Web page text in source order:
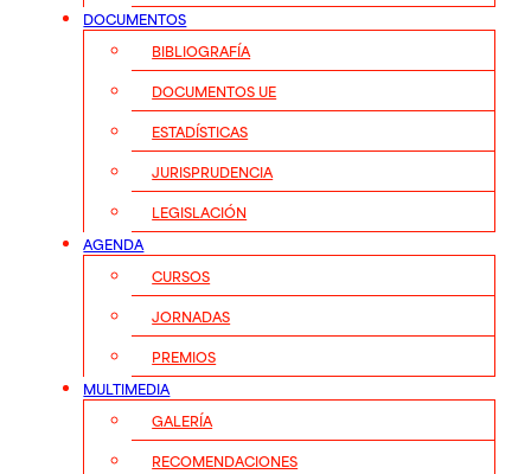
DOCUMENTOS
BIBLIOGRAFÍA
DOCUMENTOS UE
ESTADÍSTICAS
JURISPRUDENCIA
LEGISLACIÓN
AGENDA
CURSOS
JORNADAS
PREMIOS
MULTIMEDIA
GALERÍA
RECOMENDACIONES